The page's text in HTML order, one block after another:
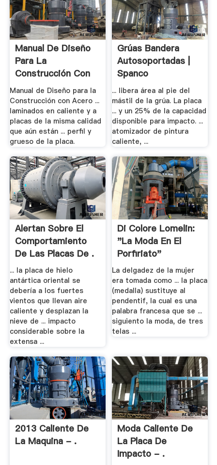
Manual De Diseño
Para La
Construcción Con
Acero · .
Manual de Diseño para la
Construcción con Acero ...
laminados en caliente y a
placas de la misma calidad
que aún están ... perfil y
grueso de la placa.
Grúas Bandera
Autosoportadas |
Spanco
... libera área al pie del
mástil de la grúa. La placa
... y un 25% de la capacidad
disponible para impacto. ...
atomizador de pintura
caliente, ...
Alertan Sobre El
Comportamiento
De Las Placas De .
... la placa de hielo
antártica oriental se
debería a los fuertes
vientos que llevan aire
caliente y desplazan la
nieve de ... impacto
considerable sobre la
extensa ...
Di Colore Lomelin:
"La Moda En El
Porfiriato"
La delgadez de la mujer
era tomada como ... la placa
(medalla) sustituye al
pendentif, la cual es una
palabra francesa que se ...
siguiento la moda, de tres
telas ...
2013 Caliente De
La Maquina - .
Moda Caliente De
La Placa De
Impacto - .